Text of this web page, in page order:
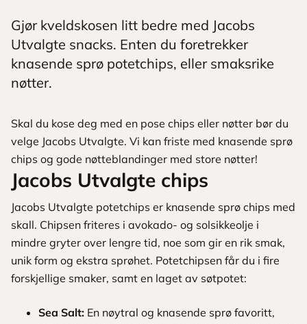
Gjør kveldskosen litt bedre med Jacobs
Utvalgte snacks. Enten du foretrekker
knasende sprø potetchips, eller smaksrike
nøtter.
Skal du kose deg med en pose chips eller nøtter bør du
velge Jacobs Utvalgte. Vi kan friste med knasende sprø
chips og gode nøtteblandinger med store nøtter!
Jacobs Utvalgte chips
Jacobs Utvalgte potetchips er knasende sprø chips med
skall. Chipsen friteres i avokado- og solsikkeolje i
mindre gryter over lengre tid, noe som gir en rik smak,
unik form og ekstra sprøhet. Potetchipsen får du i fire
forskjellige smaker, samt en laget av søtpotet:
Sea Salt: En nøytral og knasende sprø favoritt,